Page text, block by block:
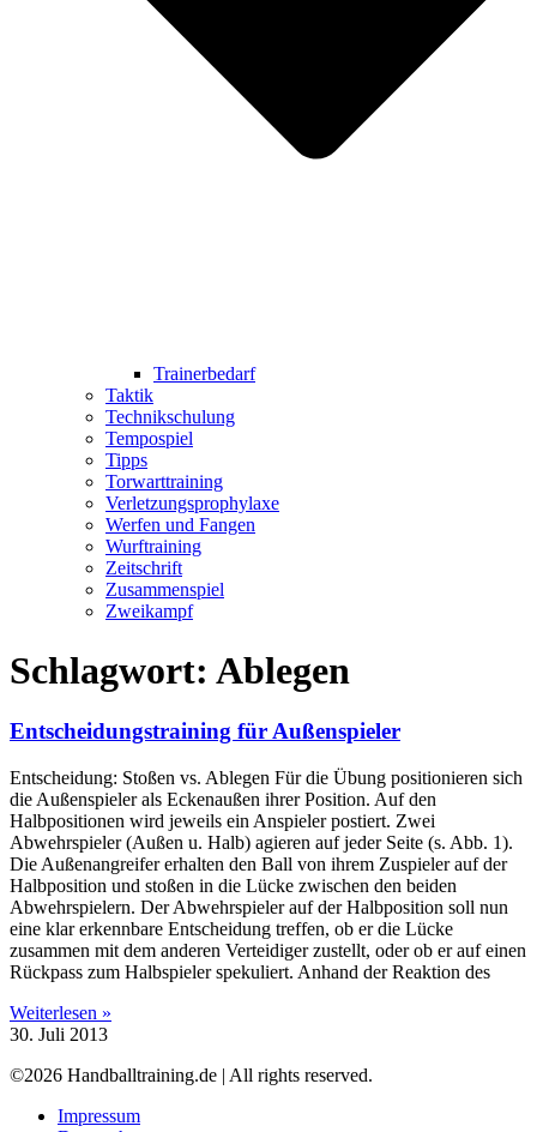
Trainerbedarf
Taktik
Technikschulung
Tempospiel
Tipps
Torwarttraining
Verletzungsprophylaxe
Werfen und Fangen
Wurftraining
Zeitschrift
Zusammenspiel
Zweikampf
Schlagwort: Ablegen
Entscheidungstraining für Außenspieler
Entscheidung: Stoßen vs. Ablegen Für die Übung positionieren sich
die Außenspieler als Eckenaußen ihrer Position. Auf den
Halbpositionen wird jeweils ein Anspieler postiert. Zwei
Abwehrspieler (Außen u. Halb) agieren auf jeder Seite (s. Abb. 1).
Die Außenangreifer erhalten den Ball von ihrem Zuspieler auf der
Halbposition und stoßen in die Lücke zwischen den beiden
Abwehrspielern. Der Abwehrspieler auf der Halbposition soll nun
eine klar erkennbare Entscheidung treffen, ob er die Lücke
zusammen mit dem anderen Verteidiger zustellt, oder ob er auf einen
Rückpass zum Halbspieler spekuliert. Anhand der Reaktion des
Weiterlesen »
30. Juli 2013
©2026 Handballtraining.de | All rights reserved.
Impressum